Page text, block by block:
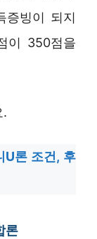
증빙이 되지
이 350점을
.
U론 조건, 후
론